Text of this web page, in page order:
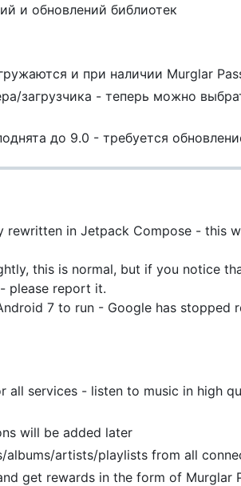
и обновлений библиотек
и при наличии Murglar
загрузчика - теперь можно
до 9.0 - требуется
rewritten in Jetpack Compose - this
this is normal, but if you notice
please report it.
7 to run - Google has stopped
all services - listen to music in high
will be added later
artists/playlists from all
get rewards in the form of Murglar